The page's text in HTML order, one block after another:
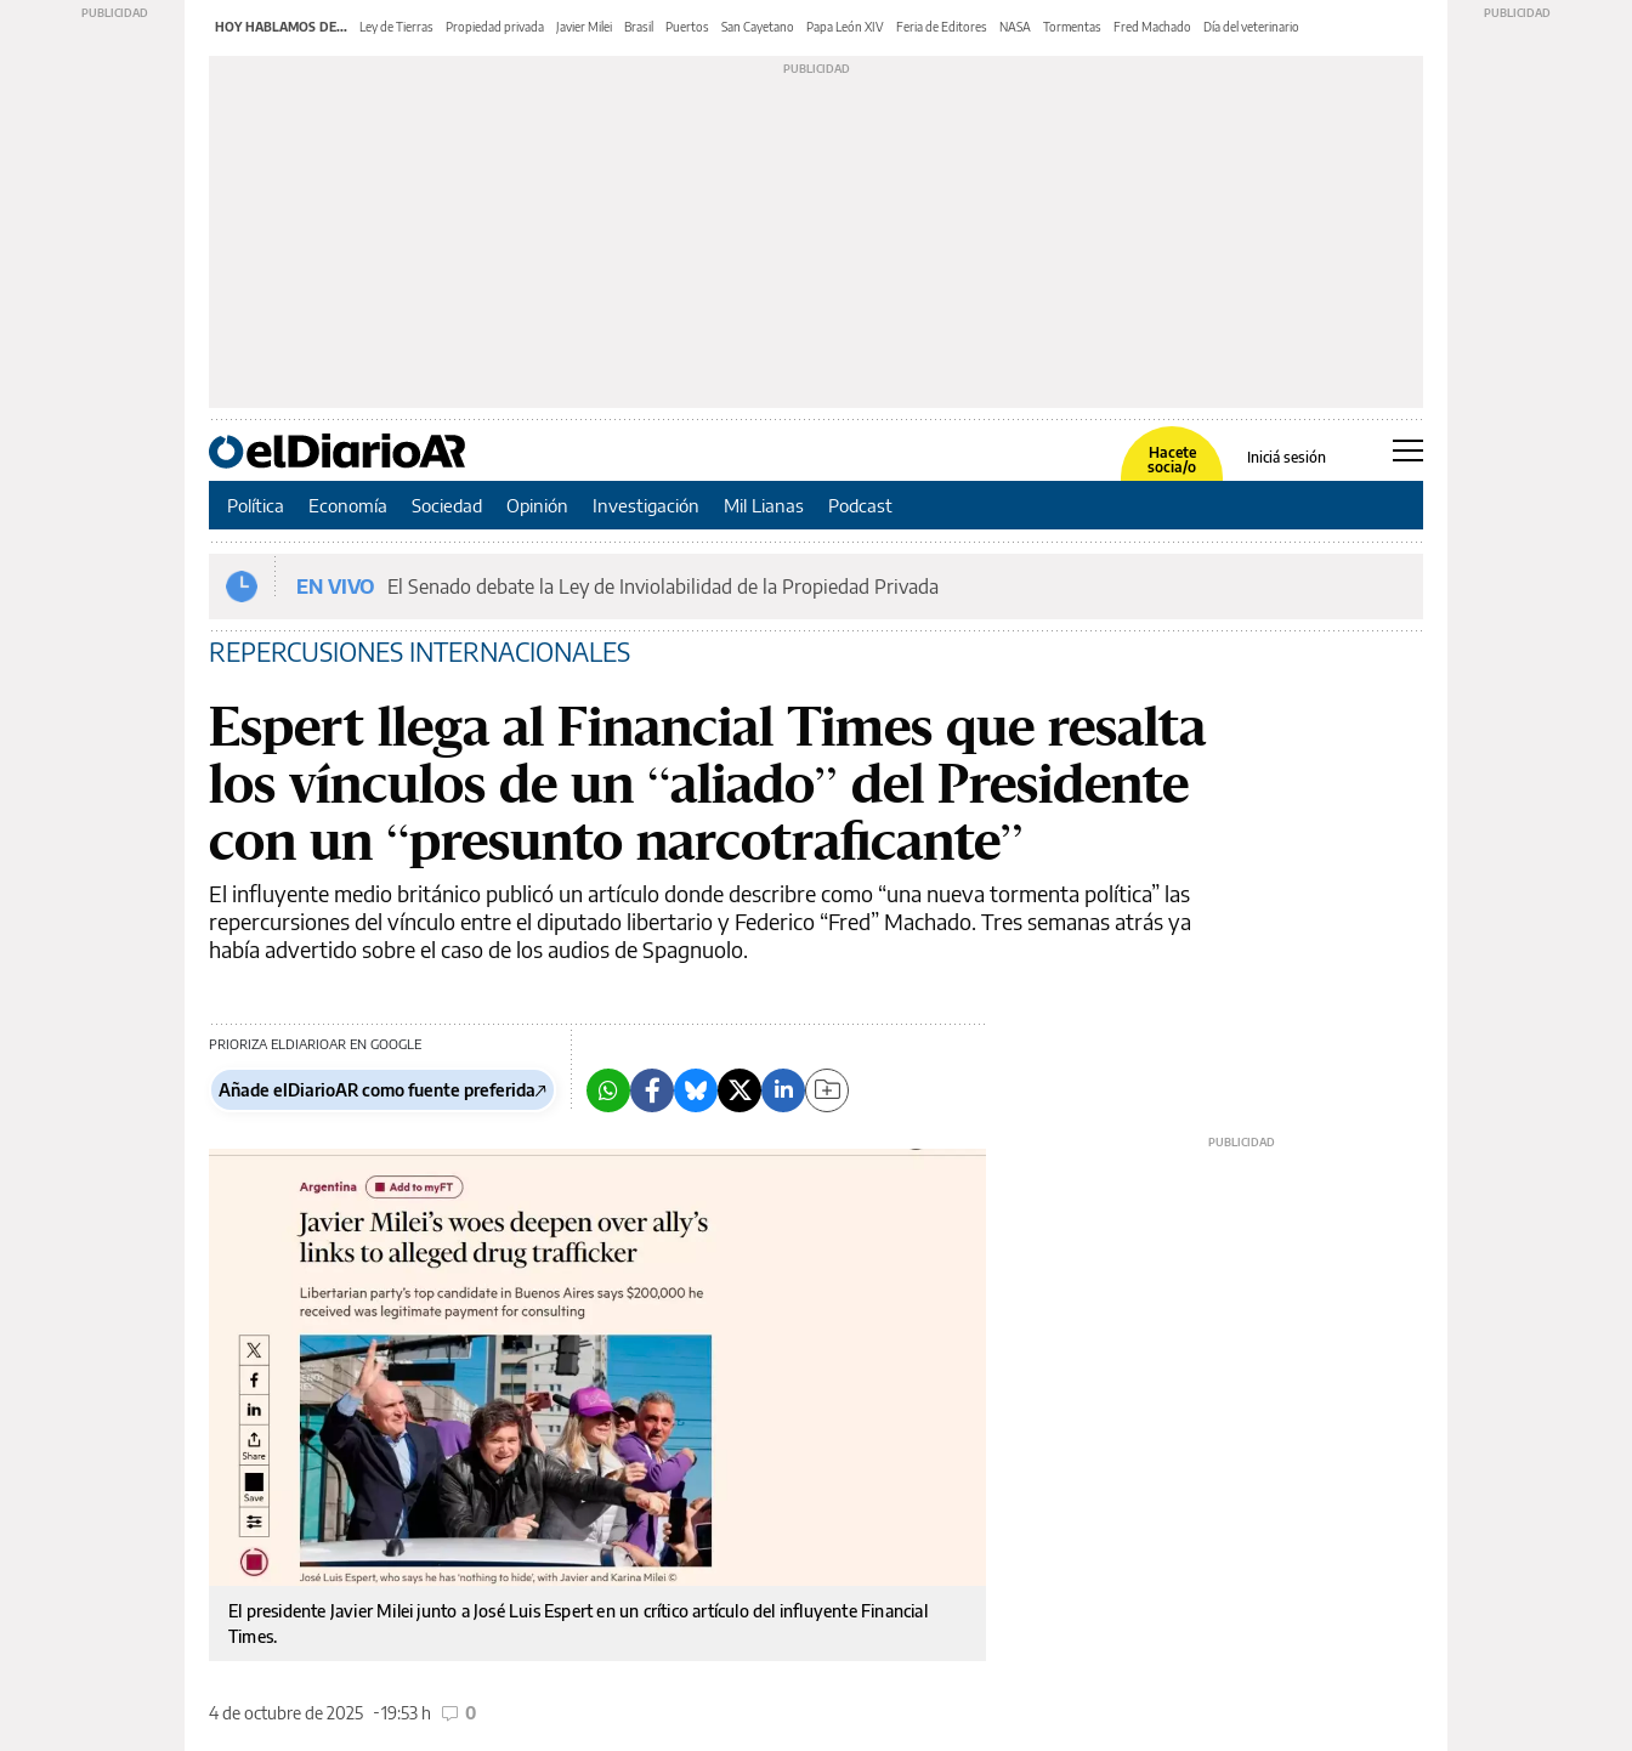
HOY HABLAMOS DE... Ley de Tierras Propiedad privada Javier Milei Brasil Puertos San Cayetano Papa León XIV Feria de Editores NASA Tormentas Fred Machado Día del veterinario
Hacete
socia/o
Iniciá sesión
Política Economía Sociedad Opinión Investigación Mil Lianas Podcast
EN VIVO El Senado debate la Ley de Inviolabilidad de la Propiedad Privada
REPERCUSIONES INTERNACIONALES
Espert llega al Financial Times que resalta
los vínculos de un “aliado” del Presidente
con un “presunto narcotraficante”
El influyente medio británico publicó un artículo donde describre como “una nueva tormenta política” las
repercursiones del vínculo entre el diputado libertario y Federico “Fred” Machado. Tres semanas atrás ya
había advertido sobre el caso de los audios de Spagnuolo.
PRIORIZA ELDIARIOAR EN GOOGLE
Añade elDiarioAR como fuente preferida
El presidente Javier Milei junto a José Luis Espert en un crítico artículo del influyente Financial
Times.
4 de octubre de 2025 19:53 h 0